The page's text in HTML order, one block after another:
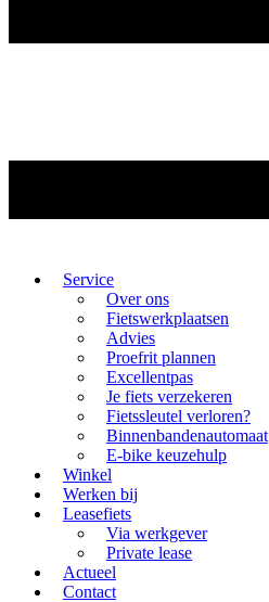
Service
Over ons
Fietswerkplaatsen
Advies
Proefrit plannen
Excellentpas
Je fiets verzekeren
Fietssleutel verloren?
Binnenbandenautomaat
E-bike keuzehulp
Winkel
Werken bij
Leasefiets
Via werkgever
Private lease
Actueel
Contact